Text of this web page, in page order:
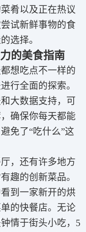
肴以及正在热议
试新鲜事物的食
选择。
的美食指南
想吃点不一样的
行全面的探索。
大数据支持，可
确保你每天都能
免了“吃什么”这
，还有许多地方
趣的创新菜品。
到一家新开的烘
的快餐店。无论
情于街头小吃，5